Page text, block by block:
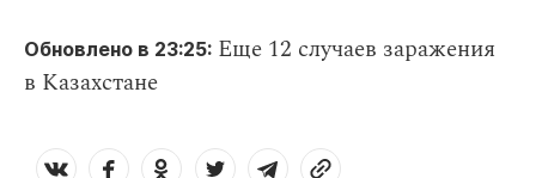
Обновлено в 23:25: Еще 12 случаев заражения
в Казахстане